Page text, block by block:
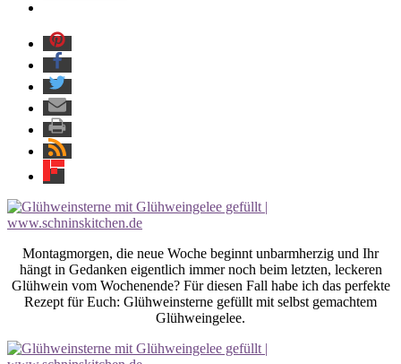
Montagmorgen, die neue Woche beginnt unbarmherzig und Ihr
hängt in Gedanken eigentlich immer noch beim letzten, leckeren
Glühwein vom Wochenende? Für diesen Fall habe ich das perfekte
Rezept für Euch: Glühweinsterne gefüllt mit selbst gemachtem
Glühweingelee.